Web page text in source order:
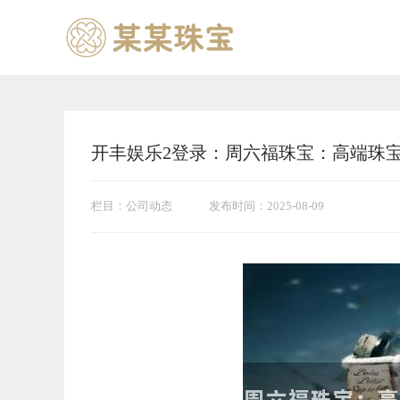
开丰娱乐2登录：周六福珠宝：高端珠
栏目：公司动态 发布时间：2025-08-09